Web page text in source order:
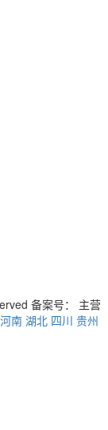
备案号：
主营
河南 湖北 四川 贵州